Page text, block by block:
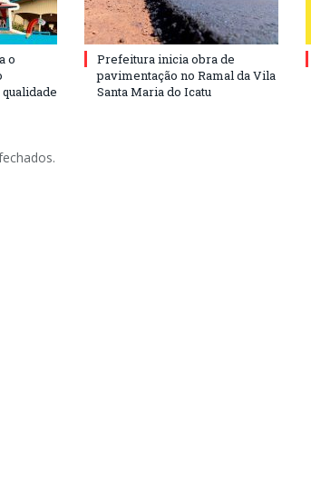
o
Prefeitura inicia obra de
pavimentação no Ramal da Vila
Santa Maria do Icatu